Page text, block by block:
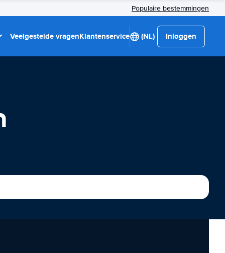
Populaire bestemmingen
Veelgestelde vragenKlantenservice (NL) Inloggen